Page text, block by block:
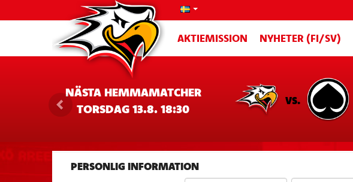
AKTIEMISSION NYHETER (FI/SV)
NÄSTA HEMMAMATCHER
TORSDAG 13.8. 18:30
VS.
PERSONLIG INFORMATION